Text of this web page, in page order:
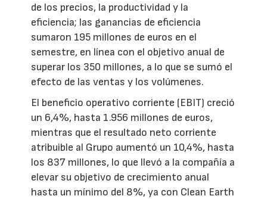
de los precios, la productividad y la
eficiencia; las ganancias de eficiencia
sumaron 195 millones de euros en el
semestre, en línea con el objetivo anual de
superar los 350 millones, a lo que se sumó el
efecto de las ventas y los volúmenes.
El beneficio operativo corriente (EBIT) creció
un 6,4%, hasta 1.956 millones de euros,
mientras que el resultado neto corriente
atribuible al Grupo aumentó un 10,4%, hasta
los 837 millones, lo que llevó a la compañía a
elevar su objetivo de crecimiento anual
hasta un mínimo del 8%, ya con Clean Earth